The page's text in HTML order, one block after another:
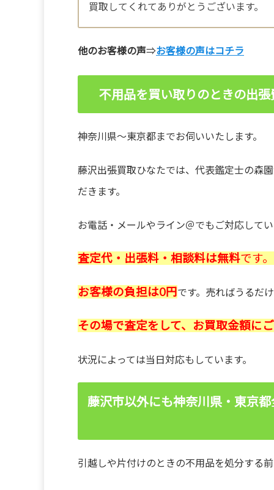
買取してくれてありがとうございます。
他のお客様の声⇒お客様の声はコチラ
不用品を買い取りのときの出
神奈川県～東京都までお伺いいたします。
藤沢出張買取ひなたでは、代表鑑定士の森
だきます。
お電話・メールやライン＠でもご対応して
査定代・出張料・相談料は無料です。
お客様の負担は0円 です。売ればうるだ
その場で査定をして、お買取金額に
状況によっては当日対応もしています。
藤沢市以外にも神奈川県・東京
引越しや片付けのときの不用品を処分する